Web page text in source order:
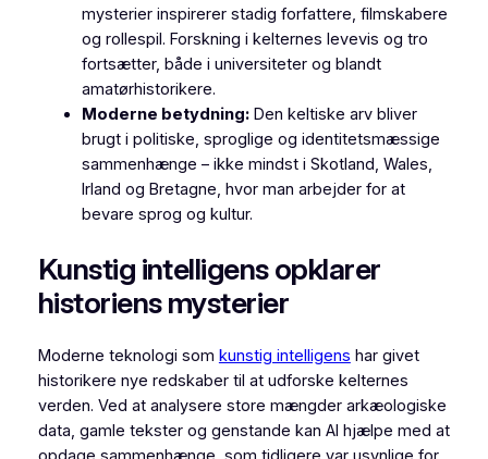
mysterier inspirerer stadig forfattere, filmskabere
og rollespil. Forskning i kelternes levevis og tro
fortsætter, både i universiteter og blandt
amatørhistorikere.
Moderne betydning:Den keltiske arv bliver
brugt i politiske, sproglige og identitetsmæssige
sammenhænge – ikke mindst i Skotland, Wales,
Irland og Bretagne, hvor man arbejder for at
bevare sprog og kultur.
Kunstig intelligens opklarer
historiens mysterier
Moderne teknologi som kunstig intelligens har givet
historikere nye redskaber til at udforske kelternes
verden. Ved at analysere store mængder arkæologiske
data, gamle tekster og genstande kan AI hjælpe med at